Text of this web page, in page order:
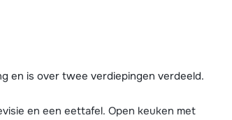
over een garage met een
en is over twee verdiepingen verdeeld.
en een eettafel. Open keuken met